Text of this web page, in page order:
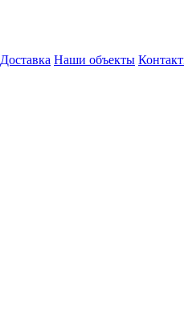
Доставка Наши объекты